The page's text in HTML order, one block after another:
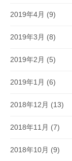
2019年4月 (9)
2019年3月 (8)
2019年2月 (5)
2019年1月 (6)
2018年12月 (13)
2018年11月 (7)
2018年10月 (9)